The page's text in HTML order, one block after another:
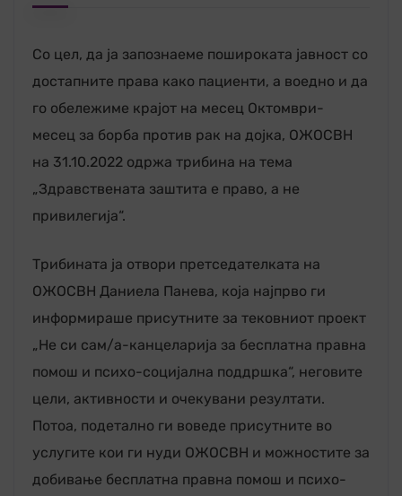
Со цел, да ја запознаеме пошироката јавност со
достапните права како пациенти, а воедно и да
го обележиме крајот на месец Октомври-
месец за борба против рак на дојка, ОЖОСВН
на 31.10.2022 одржа трибина на тема
„Здравствената заштита е право, а не
привилегија“.
Трибината ја отвори претседателката на
ОЖОСВН Даниела Панева, која најпрво ги
информираше присутните за тековниот проект
„Не си сам/а-канцеларија за бесплатна правна
помош и психо-социјална поддршка“, неговите
цели, активности и очекувани резултати.
Потоа, подетално ги воведе присутните во
услугите кои ги нуди ОЖОСВН и можностите за
добивање бесплатна правна помош и психо-